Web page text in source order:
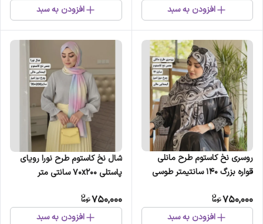
افزودن به سبد افزودن به سبد
روسری نخ کاستوم طرح مانلی
قواره بزرگ 140 سانتیمتر طوسی
750,000
افزودن به سبد
شال نخ کاستوم طرح نورا رویای
پاستلی 70x200 سانتی متر
750,000
افزودن به سبد